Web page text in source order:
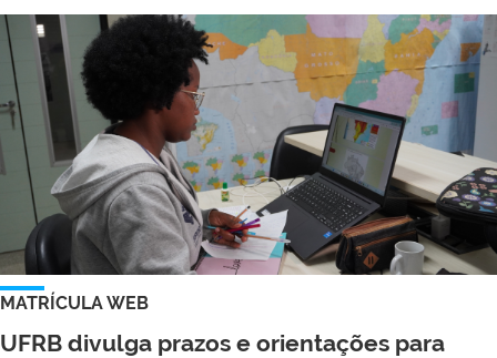
MATRÍCULA WEB
UFRB divulga prazos e orientações para